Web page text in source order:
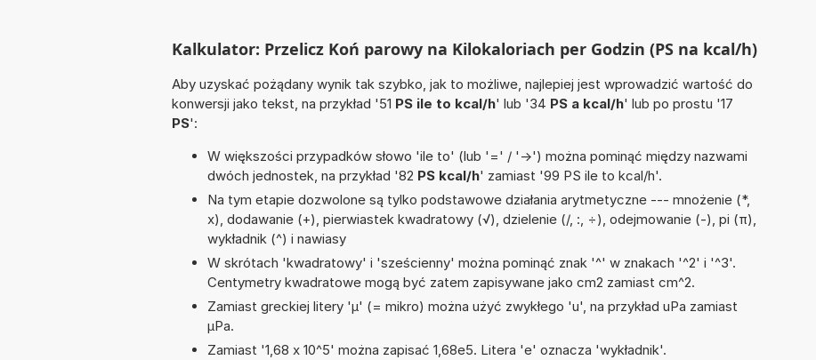
Kalkulator: Przelicz Koń parowy na Kilokaloriach per Godzin (PS na kcal/h)
Aby uzyskać pożądany wynik tak szybko, jak to możliwe, najlepiej jest wprowadzić wartość do
konwersji jako tekst, na przykład '51 PS ile to kcal/h' lub '34 PS a kcal/h' lub po prostu '17
PS':
W większości przypadków słowo 'ile to' (lub '=' / '->') można pominąć między nazwami
dwóch jednostek, na przykład '82 PS kcal/h' zamiast '99 PS ile to kcal/h'.
Na tym etapie dozwolone są tylko podstawowe działania arytmetyczne --- mnożenie (*,
x), dodawanie (+), pierwiastek kwadratowy (√), dzielenie (/, :, ÷), odejmowanie (-), pi (π),
wykładnik (^) i nawiasy
W skrótach 'kwadratowy' i 'sześcienny' można pominąć znak '^' w znakach '^2' i '^3'.
Centymetry kwadratowe mogą być zatem zapisywane jako cm2 zamiast cm^2.
Zamiast greckiej litery 'µ' (= mikro) można użyć zwykłego 'u', na przykład uPa zamiast
µPa.
Zamiast '1,68 x 10^5' można zapisać 1,68e5. Litera 'e' oznacza 'wykładnik'.